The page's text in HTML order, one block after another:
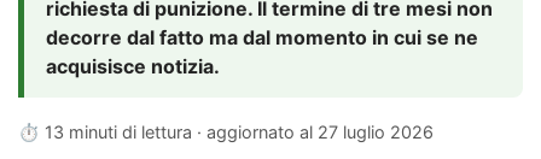
richiesta di punizione. Il termine di tre mesi non
decorre dal fatto ma dal momento in cui se ne
acquisisce notizia.
⏱ 13 minuti di lettura · aggiornato al 27 luglio 2026